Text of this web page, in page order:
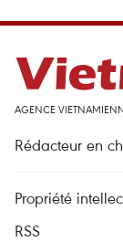
AGENCE
Rédacteur en
Propriété
RSS